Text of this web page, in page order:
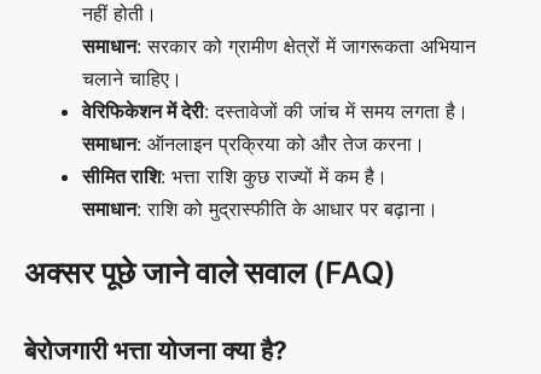
नहीं होती।
समाधान: सरकार को ग्रामीण क्षेत्रों में जागरूकता अभियान
चलाने चाहिए।
वेरिफिकेशन में देरी: दस्तावेजों की जांच में समय लगता है।
समाधान: ऑनलाइन प्रक्रिया को और तेज करना।
सीमित राशि: भत्ता राशि कुछ राज्यों में कम है।
समाधान: राशि को मुद्रास्फीति के आधार पर बढ़ाना।
अक्सर पूछे जाने वाले सवाल (FAQ)
बेरोजगारी भत्ता योजना क्या है?